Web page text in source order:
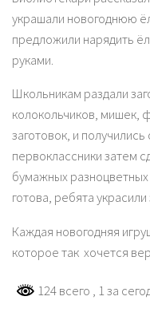
украшали новогоднюю
предложили нарядить
руками.
Школьникам раздали
колокольчиков, мишек,
заготовок, и
первоклассники затем
бумажных
готова, ребята
Каждая новогодняя
которое так хочется
124 всего , 1 за